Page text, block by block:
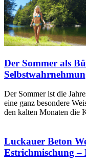
Der Sommer als
Der Sommer ist die
eine ganz besondere
den kalten Monaten die
Luckauer Beton
Estrichmischung –